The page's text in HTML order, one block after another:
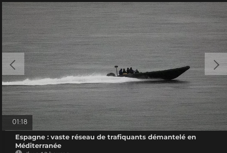
01:18
Espagne : vaste réseau de trafiquants démantelé en
Méditerranée